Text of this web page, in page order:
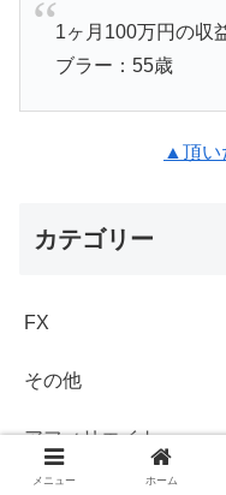
1ヶ月100万円の収
ブラー：55歳
▲頂い
カテゴリー
FX
その他
アフィリエイト
メニュー ホーム